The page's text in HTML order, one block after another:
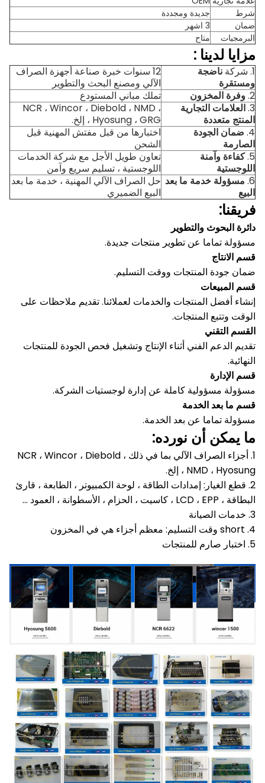
شرط
جديدة ومجددة
ضمان
3 اشهر
البرمجيات
متاح
مزايا لدينا :
1. شركة
ناضجة
ومستقرة
12 سنوات خبرة صناعة أجهزة الصراف
الآلي ومصنع البحث والتطوير
2. وفرة المخزون
تملك مباني المستودع
3. العلامات التجارية
المنتج متعددة
NCR ، Wincor ، Diebold ، NMD ،
Hyosung ، GRG ، إلخ.
4. ضمان الجودة
الصارمة
اختبارها من قبل مفتش المهنية قبل
الشحن
5. كفاءة وآمنة
اللوجستية
تعاون طويل الأجل مع شركة الخدمات
اللوجستية ، تسليم سريع وآمن
6. مسؤولة خدمة ما بعد
البيع
حل الصراف الآلي المهنية ، خدمة ما بعد
البيع الضميري
فريقنا:
دائرة البحوث والتطوير
مسؤولة تماما عن تطوير منتجات جديدة.
قسم الانتاج
ضمان جودة المنتجات ووقت التسليم.
قسم المبيعات
إنشاء أفضل المنتجات والخدمات لعملائنا.تقديم ملاحظات على
الوقت وتتبع المنتجات.
القسم التقني
تقديم الدعم الفني أثناء الإنتاج وتشغيل فحص الجودة للمنتجات
النهائية.
قسم الإدارة
مسؤولة مسؤولية كاملة عن إدارة لوجستيات الشركة.
قسم ما بعد الخدمة
مسؤولة تماما عن بعد الخدمة.
ما يمكن أن نورده:
1. أجزاء الصراف الآلي بما في ذلك NCR ، Wincor ، Diebold ،
NMD ، Hyosung ، إلخ.
2. قطع الغيار: إمدادات الطاقة ، لوحة الكمبيوتر ، الطابعة ، قارئ
البطاقة ، LCD ، EPP ، كاسيت ، الحزام ، الأسطوانة ، العمود ...
3. خدمات الصيانة
4. short وقت التسليم: معظم أجزاء هي في المخزون
5. اختبار صارم للمنتجات